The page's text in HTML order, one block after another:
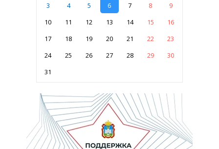
3
4 5 6 7 8
9
10
11 12 13 14 15
16
17
18 19 20 21 22
23
24
25 26 27 28 29
30
31